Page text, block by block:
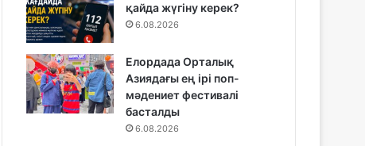
қайда жүгіну керек?
6.08.2026
Елордада Орталық
Азиядағы ең ірі поп-
мәдениет фестивалі
басталды
6.08.2026